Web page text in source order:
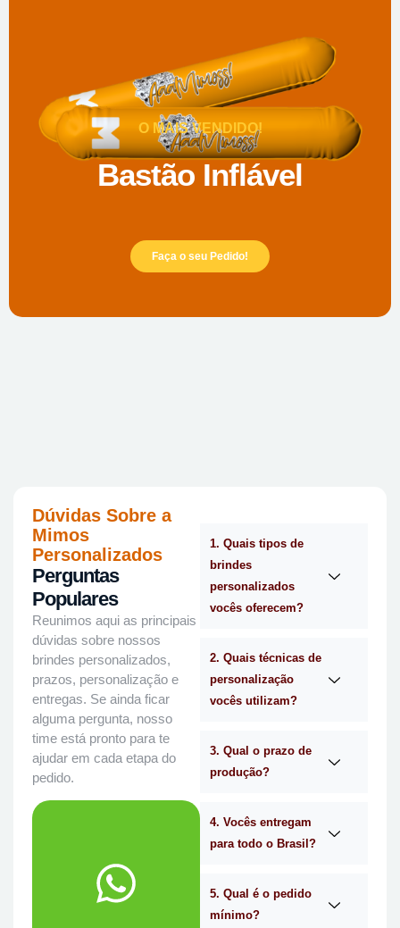
O MAIS VENDIDO!
Bastão Inflável
Faça o seu Pedido!
Dúvidas Sobre a
Mimos
Personalizados
Perguntas
Populares
Reunimos aqui as principais
dúvidas sobre nossos
brindes personalizados,
prazos, personalização e
entregas. Se ainda ficar
alguma pergunta, nosso
time está pronto para te
ajudar em cada etapa do
pedido.
Me chama
no
1. Quais tipos de
brindes
personalizados
vocês oferecem?
2. Quais técnicas de
personalização
vocês utilizam?
3. Qual o prazo de
produção?
4. Vocês entregam
para todo o Brasil?
5. Qual é o pedido
mínimo?